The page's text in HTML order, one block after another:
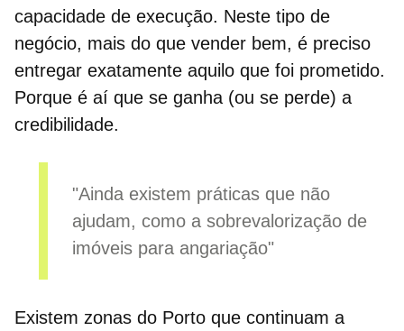
capacidade de execução. Neste tipo de
negócio, mais do que vender bem, é preciso
entregar exatamente aquilo que foi prometido.
Porque é aí que se ganha (ou se perde) a
credibilidade.
"Ainda existem práticas que não
ajudam, como a sobrevalorização de
imóveis para angariação"
Existem zonas do Porto que continuam a